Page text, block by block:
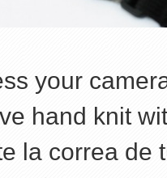
your
hand knit
la correa de